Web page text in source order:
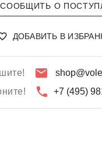
СООБЩИТЬ О
ДОБАВИТЬ В
+7 (495)